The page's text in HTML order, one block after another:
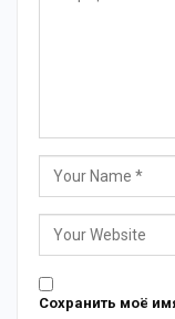
Сохранить моё